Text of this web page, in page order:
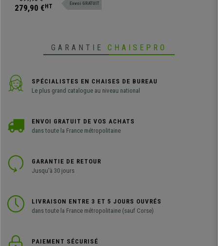
intégré, il est basculant et avec
279,90 € HT Envoi GRATUIT
GARANTIE CHAISEPRO
SPÉCIALISTES EN CHAISES DE BUREAU
Le plus grand catalogue au niveau national
ENVOI GRATUIT DE VOS ACHATS
dans toute la France métropolitaine
GARANTIE DE RETOUR
Jusqu'à 30 jours
LIVRAISON ENTRE 3 ET 5 JOURS OUVRÉS
dans toute la France métropolitaine (sauf Corse)
PAIEMENT SÉCURISÉ